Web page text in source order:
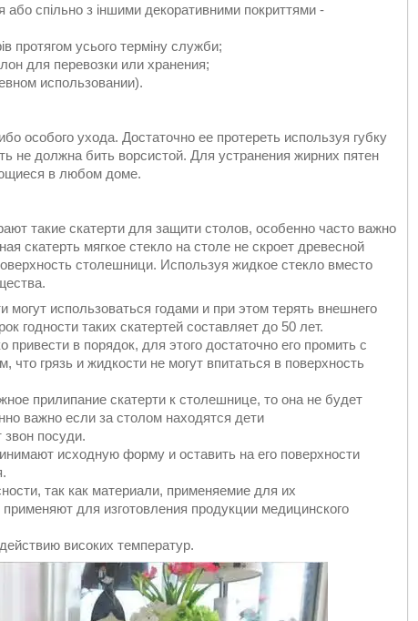
або спільно з іншими декоративними покриттями -
протягом усього терміну служби;
для перевозки или хранения;
использовании).
особого ухода. Достаточно ее протереть используя губку
не должна бить ворсистой. Для устранения жирних пятен
в любом доме.
такие скатерти для защити столов, особенно часто важно
скатерть мягкое стекло на столе не скроет древесной
столешници. Используя жидкое стекло вместо
использоваться годами и при этом терять внешнего
годности таких скатертей составляет до 50 лет.
в порядок, для этого достаточно его промить с
грязь и жидкости не могут впитаться в поверхность
прилипание скатерти к столешнице, то она не будет
важно если за столом находятся дети
звон посуди.
исходную форму и оставить на его поверхности
так как материали, применяемие для их
для изготовления продукции медицинского
високих температур.